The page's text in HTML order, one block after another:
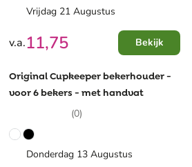
Vrijdag 21 Augustus
v.a.11,75 Bekijk
Original Cupkeeper bekerhouder -
voor 6 bekers - met handvat
(0)
Donderdag 13 Augustus